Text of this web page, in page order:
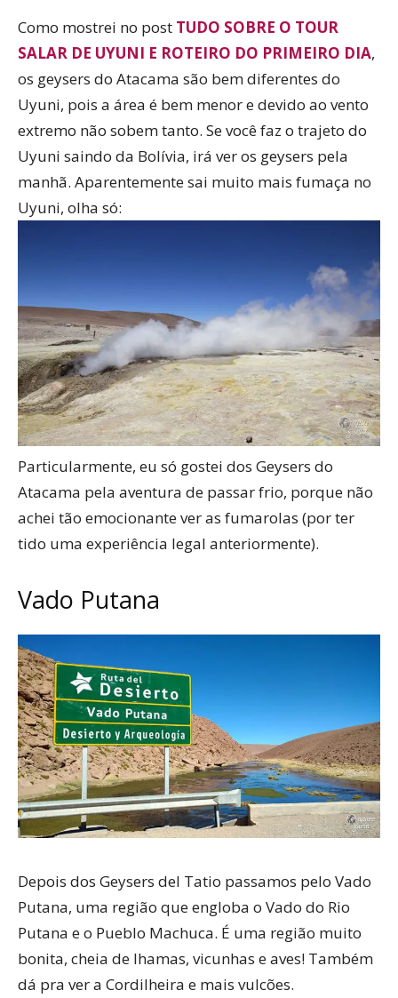
Como mostrei no post TUDO SOBRE O TOUR
SALAR DE UYUNI E ROTEIRO DO PRIMEIRO DIA,
os geysers do Atacama são bem diferentes do
Uyuni, pois a área é bem menor e devido ao vento
extremo não sobem tanto. Se você faz o trajeto do
Uyuni saindo da Bolívia, irá ver os geysers pela
manhã. Aparentemente sai muito mais fumaça no
Uyuni, olha só:
Particularmente, eu só gostei dos Geysers do
Atacama pela aventura de passar frio, porque não
achei tão emocionante ver as fumarolas (por ter
tido uma experiência legal anteriormente).
Vado Putana
Depois dos Geysers del Tatio passamos pelo Vado
Putana, uma região que engloba o Vado do Rio
Putana e o Pueblo Machuca. É uma região muito
bonita, cheia de lhamas, vicunhas e aves! Também
dá pra ver a Cordilheira e mais vulcões.